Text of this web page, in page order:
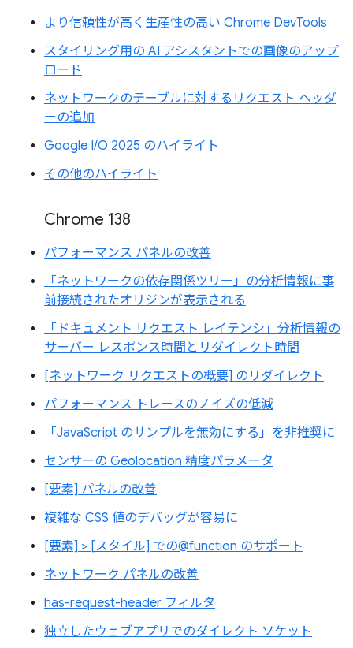
より信頼性が高く生産性の高い Chrome DevTools
スタイリング用の AI アシスタントでの画像のアップ
ロード
ネットワークのテーブルに対するリクエスト ヘッダ
ーの追加
Google I/O 2025 のハイライト
その他のハイライト
Chrome 138
パフォーマンス パネルの改善
「ネットワークの依存関係ツリー」の分析情報に事
前接続されたオリジンが表示される
「ドキュメント リクエスト レイテンシ」分析情報の
サーバー レスポンス時間とリダイレクト時間
[ネットワーク リクエストの概要] のリダイレクト
パフォーマンス トレースのノイズの低減
「JavaScript のサンプルを無効にする」を非推奨に
センサーの Geolocation 精度パラメータ
[要素] パネルの改善
複雑な CSS 値のデバッグが容易に
[要素] > [スタイル] での@function のサポート
ネットワーク パネルの改善
has-request-header フィルタ
独立したウェブアプリでのダイレクト ソケット